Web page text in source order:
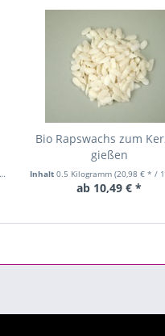
Bio Rapswachs zum
gießen
Inhalt0.5 Kilogramm(20,98 € * / 1
ab 10,49 € *